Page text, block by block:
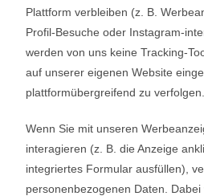
Plattform verbleiben (z. B.
Profil-Besuche oder Instagram-
werden von uns keine Tracking-
auf unserer eigenen Website
plattformübergreifend zu verfolgen.
Wenn Sie mit unseren
interagieren (z. B. die Anzeige
integriertes Formular ausfüllen),
personenbezogenen Daten.